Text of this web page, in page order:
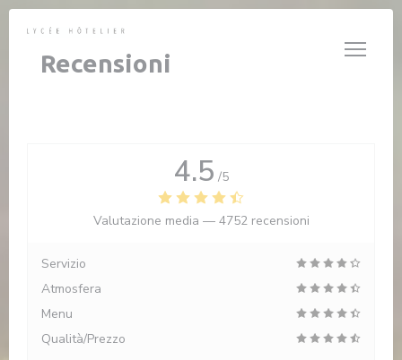
Personalizzazione delle tue scelte sui cookie
Recensioni
4.5 /5
Valutazione media — 4752 recensioni
Servizio
Atmosfera
Menu
Qualità/Prezzo